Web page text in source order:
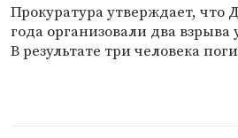
Прокуратура утверждает, что
года организовали два
В результате три человека